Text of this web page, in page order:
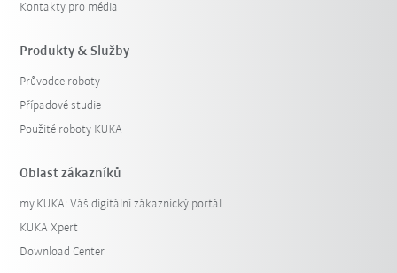
Kontakty pro média
Produkty & Služby
Průvodce roboty
Případové studie
Použité roboty KUKA
Oblast zákazníků
my.KUKA: Váš digitální zákaznický portál
KUKA Xpert
Download Center